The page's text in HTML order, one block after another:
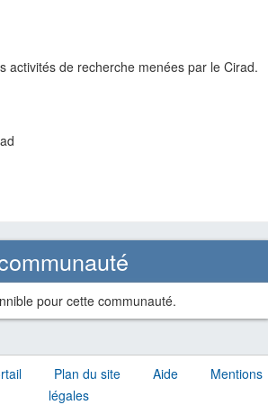
activités de recherche menées par le Cirad.
pour cette communauté.
Plan du site Aide
Mentions
légales